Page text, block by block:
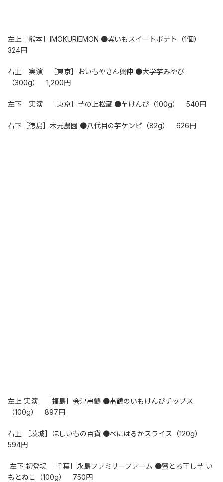
左上［熊本］IMOKURIEMON ●紫いもスイートポテト（1個）
324円
右上　実演　［東京］おいもやさん興伸 ●大学芋みやび
（300g）　1,200円
左下　実演　［東京］芋の上松蔵 ●芋けんぴ（100g）　540円
右下［徳島］木元農園 ●八代目の芋ケンピ（82g）　626円
左上 実演　［福島］会津串鶴 ●串鶴のいもけんぴチップス
（100g）　897円
右上 ［茨城］ほしいもの百貨 ●べにはるかスライス（120g）
594円
もとねこ（100g）　750円